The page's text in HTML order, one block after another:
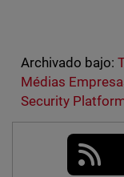
Archivado bajo:
Médias
Security